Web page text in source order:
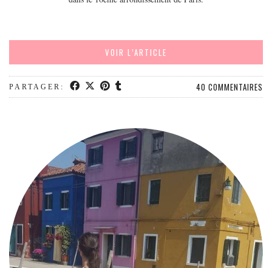
HONGRIE
ITALIE
AUSTRALIE
ARTICLES PRATIQUES
YOGA
MON PROGRAMME DE YOGA EN LIGNE
AUTRES CATÉGORIES
MODE
VOIR L’ARTICLE
PARTAGER: 40 COMMENTAIRES